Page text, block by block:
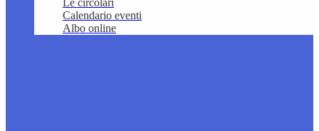
Le circolari
Calendario eventi
Albo online